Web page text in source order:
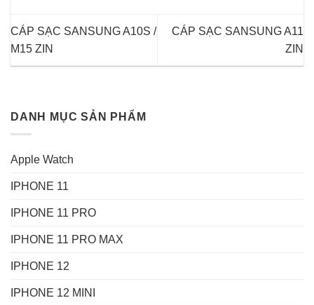
CÁP SẠC SANSUNG A10S /
M15 ZIN
CÁP SẠC SANSUNG A11
ZIN
DANH MỤC SẢN PHẨM
Apple Watch
IPHONE 11
IPHONE 11 PRO
IPHONE 11 PRO MAX
IPHONE 12
IPHONE 12 MINI